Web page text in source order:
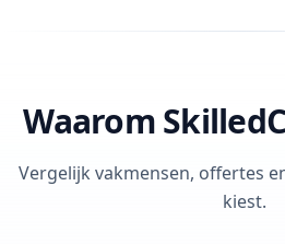
Waarom
Vergelijk vakmensen, offertes
kiest.